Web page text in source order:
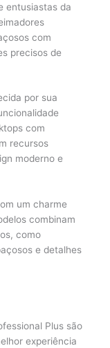
entusiastas da
com
precisos de
por sua
com
recursos
moderno e
um charme
combinam
como
e detalhes
Plus são
experiência